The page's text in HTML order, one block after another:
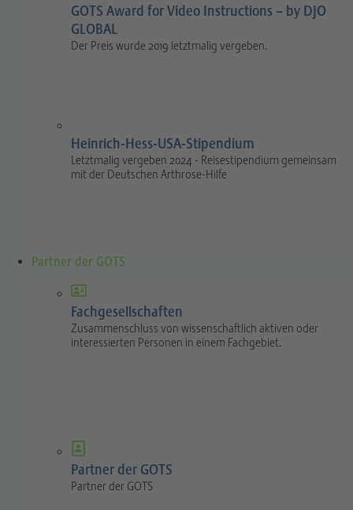
GOTS Award for Video Instructions – by DJO
GLOBAL
Der Preis wurde 2019 letztmalig vergeben.
Heinrich-Hess-USA-Stipendium
Letztmalig vergeben 2024 - Reisestipendium gemeinsam
mit der Deutschen Arthrose-Hilfe
Partner der GOTS
Fachgesellschaften
Zusammenschluss von wissenschaftlich aktiven oder
interessierten Personen in einem Fachgebiet.
Partner der GOTS
Partner der GOTS